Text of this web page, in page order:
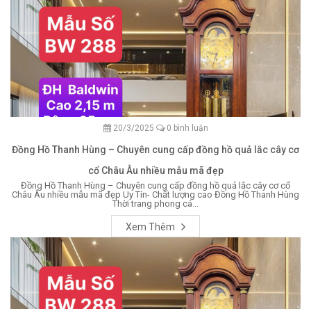
20/3/2025 0 bình luận
Đồng Hồ Thanh Hùng – Chuyên cung cấp đồng hồ quả lắc cây cơ
cổ Châu Âu nhiều mẫu mã đẹp
Đồng Hồ Thanh Hùng – Chuyên cung cấp đồng hồ quả lắc cây cơ cổ
Châu Âu nhiều mẫu mã đẹp Uy Tín- Chất lượng cao Đồng Hồ Thanh Hùng
Thời trang phong cá...
Xem Thêm